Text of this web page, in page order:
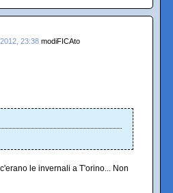
23:38 modiFICAto
le invernali a T'orino... Non